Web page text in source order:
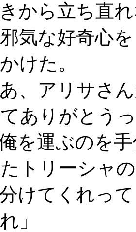
から立ち直
気な好奇心
けた。
あ、アリサさ
ありがとう
を運ぶのを
トリーシャ
けてくれっ
」